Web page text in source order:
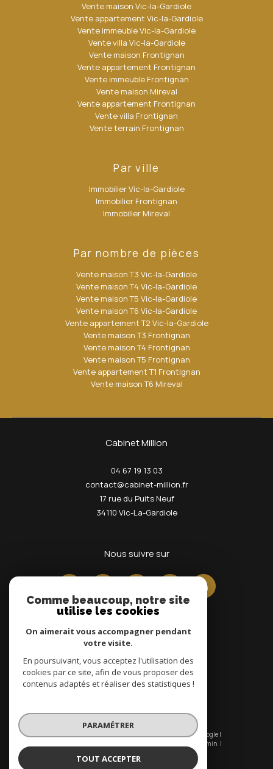
Vente maison Vic-la-Gardiole
Vente appartement Vic-la-Gardiole
Vente immeuble Vic-la-Gardiole
Vente villa Vic-la-Gardiole
Vente maison Frontignan
Vente appartement Frontignan
Vente immeuble Frontignan
Vente maison Mireval
Vente appartement Frontignan
Vente villa Frontignan
Vente terrain Frontignan
Par ville
Immobilier Vic-la-Gardiole
Immobilier Frontignan
Immobilier Mireval
Par nombre de pièces
Vente maison T3 Vic-la-Gardiole
Vente maison T4 Vic-la-Gardiole
Vente maison T5 Vic-la-Gardiole
Vente maison T6 Vic-la-Gardiole
Vente appartement T2 Vic-la-Gardiole
Vente maison T3 Frontignan
Vente maison T4 Frontignan
Vente maison T5 Frontignan
Vente appartement T1 Frontignan
Vente maison T6 Mireval
Cabinet Million
04 67 19 13 03
contact@cabinet-million.fr
17 rue du Puits Neuf
34110
Vic-La-Gardiole
nous suivre sur
Adhérents
© 2026 | Tous droits réservés | Traduction powered by Google |
Admin
Comme beaucoup, notre site
utilise les cookies
On aimerait vous accompagner pendant
votre visite.
En poursuivant, vous acceptez l'utilisation des
cookies par ce site, afin de vous proposer des
contenus adaptés et réaliser des statistiques !
PARAMÉTRER
TOUT ACCEPTER